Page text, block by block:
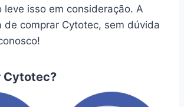
leve isso em consideração. A
de comprar Cytotec, sem dúvida
Cytotec?